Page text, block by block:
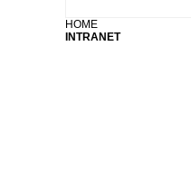
HOME
INTRANET